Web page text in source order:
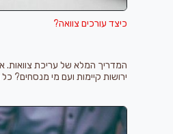
כיצד עורכים צוואה?
המדריך המלא של עריכת צוואות.
ירושות קיימות ועם מי מנסחים?